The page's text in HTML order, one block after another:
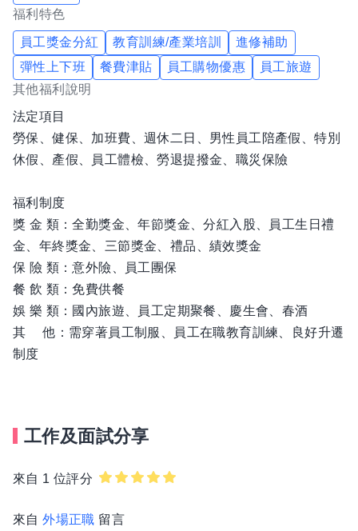
福利特色
員工獎金分紅 教育訓練/產業培訓
進修補助
彈性上下班
餐費津貼 員工購物優惠
員工旅遊
其他福利說明
法定項目
勞保、健保、加班費、週休二日、男性員工陪產假、特別
休假、產假、員工體檢、勞退提撥金、職災保險
福利制度
獎 金 類：全勤獎金、年節獎金、分紅入股、員工生日禮
金、年終獎金、三節獎金、禮品、績效獎金
保 險 類：意外險、員工團保
餐 飲 類：免費供餐
娛 樂 類：國內旅遊、員工定期聚餐、慶生會、春酒
其 他：需穿著員工制服、員工在職教育訓練、良好升遷
制度
工作及面試分享
來自 1 位評分
來自外場正職 留言